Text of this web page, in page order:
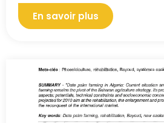
En savoir plus